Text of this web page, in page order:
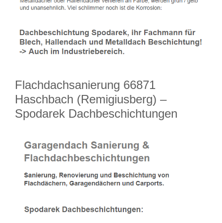
Flachdachsanierung 66871
Haschbach (Remigiusberg) –
Spodarek Dachbeschichtungen